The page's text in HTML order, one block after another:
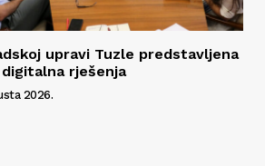
upravi Tuzle predstavljena
digitalna rješenja
2026.